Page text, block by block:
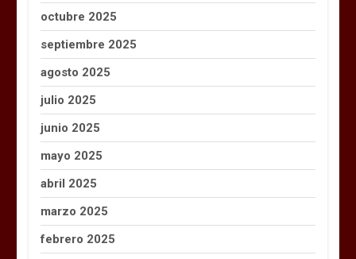
octubre 2025
septiembre 2025
agosto 2025
julio 2025
junio 2025
mayo 2025
abril 2025
marzo 2025
febrero 2025